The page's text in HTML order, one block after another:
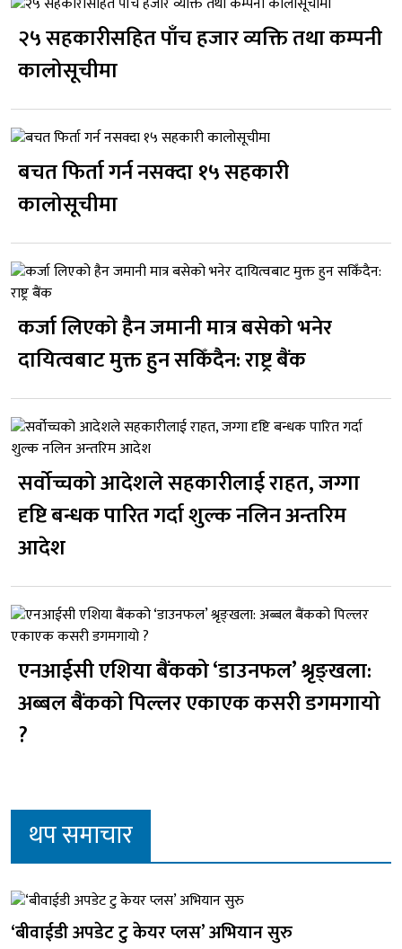
२५ सहकारीसहित पाँच हजार व्यक्ति तथा कम्पनी
कालोसूचीमा
बचत फिर्ता गर्न नसक्दा १५ सहकारी
कालोसूचीमा
कर्जा लिएको हैन जमानी मात्र बसेको भनेर
दायित्वबाट मुक्त हुन सकिँदैन: राष्ट्र बैंक
सर्वोच्चको आदेशले सहकारीलाई राहत, जग्गा
दृष्टि बन्धक पारित गर्दा शुल्क नलिन अन्तरिम
आदेश
एनआईसी एशिया बैंकको ‘डाउनफल’ श्रृङ्खला:
अब्बल बैंकको पिल्लर एकाएक कसरी डगमगायो
?
थप समाचार
‘बीवाईडी अपडेट टु केयर प्लस’ अभियान सुरु